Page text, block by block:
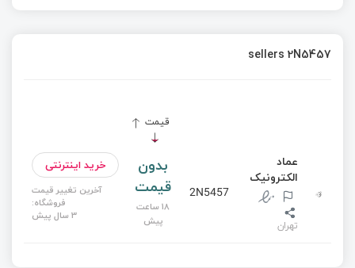
sellers 2N5457
قیمت
عماد
الکترونیک
تهران
2N5457
بدون
قیمت
18 ساعت
پیش
خرید اینترنتی
آخرین تغییر قیمت
فروشگاه:
3 سال پیش